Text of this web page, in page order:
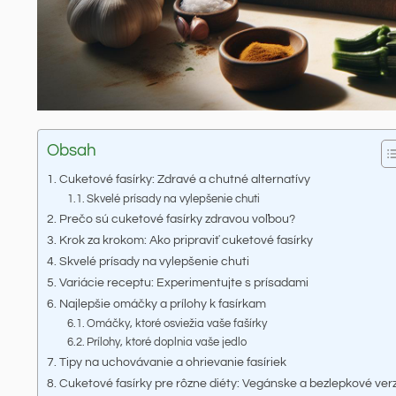
Obsah
Cuketové fasírky: Zdravé a chutné alternatívy
Skvelé prísady na vylepšenie chuti
Prečo sú cuketové fasírky zdravou voľbou?
Krok za krokom: Ako pripraviť cuketové fasírky
Skvelé prísady na vylepšenie chuti
Variácie receptu: Experimentujte s prísadami
Najlepšie omáčky a prílohy k fasírkam
Omáčky, ktoré osviežia vaše fašírky
Prílohy, ktoré doplnia vaše jedlo
Tipy na uchovávanie a ohrievanie fasíriek
Cuketové fasírky pre rôzne diéty: Vegánske a bezlepkové